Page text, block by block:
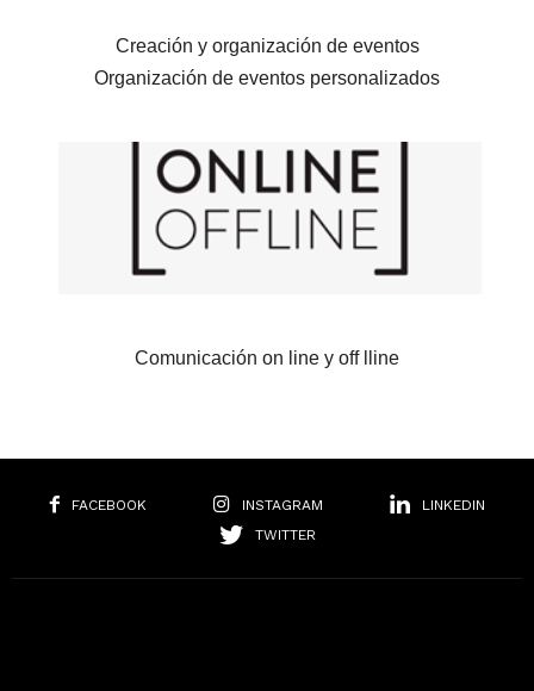
Creación y organización de eventos
Organización de eventos personalizados
Comunicación on line y off lline
FACEBOOK INSTAGRAM
LINKEDIN
TWITTER